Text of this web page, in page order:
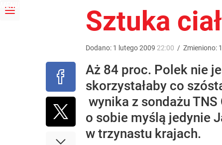
MENU Sztuka
Dodano: 1 lutego2009 22:00 / Zmieniono: 1
Aż 84 proc. Polek nie
skorzystałaby co
wynika z sondażu
o sobie myślą jedynie
w trzynastu krajach.